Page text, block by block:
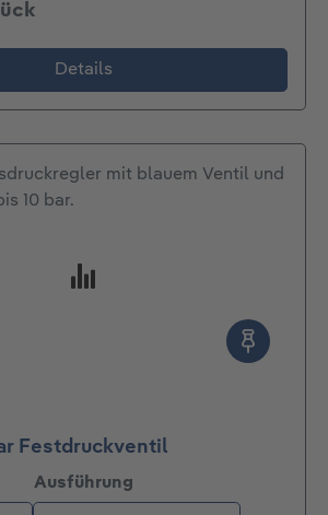
Details
Festdruckventil
Ausführungauswählen